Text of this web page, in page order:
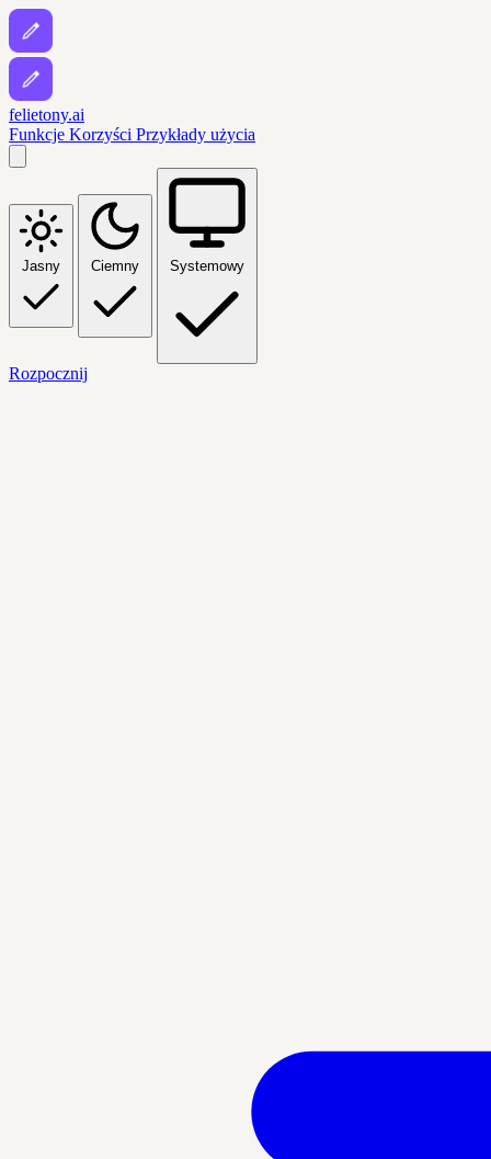
felietony.ai
Funkcje Korzyści Przykłady użycia
Jasny Ciemny Systemowy
Rozpocznij